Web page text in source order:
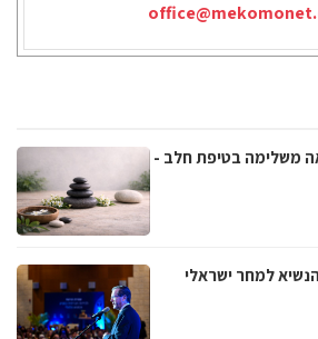
משלימה בטיפת חלב -
למחר ישראלי